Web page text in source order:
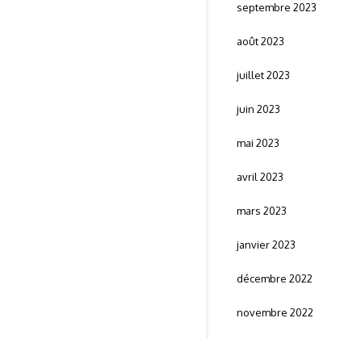
septembre 2023
août 2023
juillet 2023
juin 2023
mai 2023
avril 2023
mars 2023
janvier 2023
décembre 2022
novembre 2022